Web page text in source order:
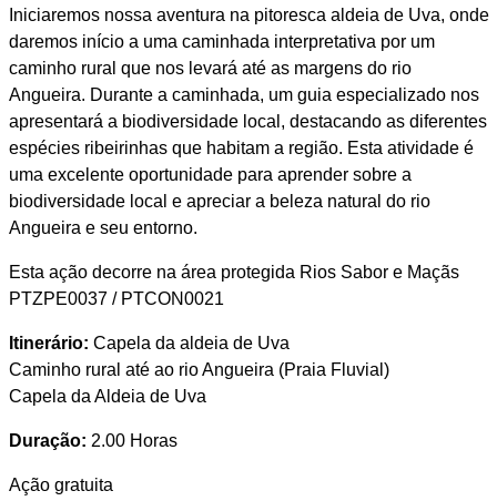
Iniciaremos nossa aventura na pitoresca aldeia de Uva, onde
daremos início a uma caminhada interpretativa por um
caminho rural que nos levará até as margens do rio
Angueira. Durante a caminhada, um guia especializado nos
apresentará a biodiversidade local, destacando as diferentes
espécies ribeirinhas que habitam a região. Esta atividade é
uma excelente oportunidade para aprender sobre a
biodiversidade local e apreciar a beleza natural do rio
Angueira e seu entorno.
Esta ação decorre na área protegida Rios Sabor e Maçãs
PTZPE0037 / PTCON0021
Itinerário: Capela da aldeia de Uva
Caminho rural até ao rio Angueira (Praia Fluvial)
Capela da Aldeia de Uva
Duração: 2.00 Horas
Ação gratuita